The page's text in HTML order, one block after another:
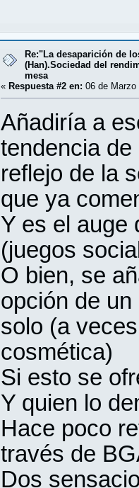
Re:"La desaparición de
(Han).Sociedad del
mesa
« Respuesta #2 en: 06 de Marzo
Añadiría a
tendencia
reflejo de la
que ya
Y es el auge
(juegos
O bien, se
opción de
solo (a
cosmética)
Si esto se
Y quien lo
Hace poco
través de
Dos